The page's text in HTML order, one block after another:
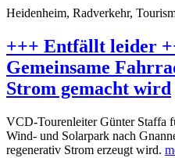
Heidenheim, Radverkehr,
+++ Entfällt leider
Gemeinsame
Strom gemacht wird
VCD-Tourenleiter Günter Staffa
Wind- und Solarpark nach
regenerativ Strom erzeugt wird.